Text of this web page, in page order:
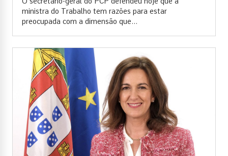
ministra do Trabalho tem razões para estar
preocupada com a dimensão que...